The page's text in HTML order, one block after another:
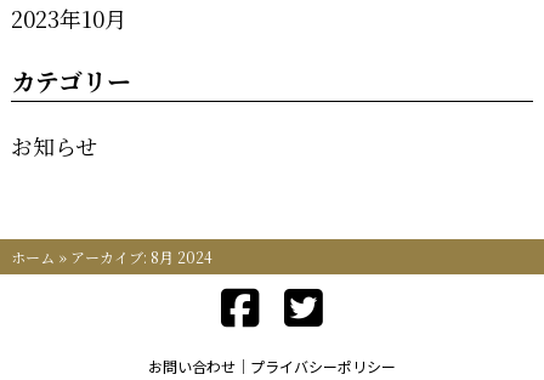
2023年10月
カテゴリー
お知らせ
ホーム » アーカイブ: 8月 2024
お問い合わせ プライバシーポリシー